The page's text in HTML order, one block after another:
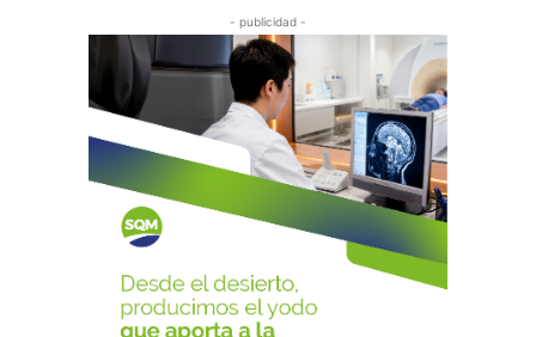
- publicidad -